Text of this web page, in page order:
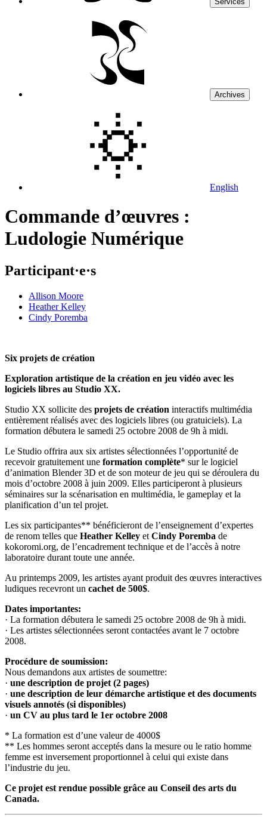
Archives
English
Commande d’œuvres :
Ludologie Numérique
Participant·e·s
Allison Moore
Heather Kelley
Cindy Poremba
Six projets de création
Exploration artistique de la création en jeu vidéo avec les
logiciels libres au Studio XX.
Studio XX sollicite des projets de création interactifs multimédia
entièrement réalisés avec des logiciels libres (ou gratuiciels). La
formation débutera le samedi 25 octobre 2008 de 9h à midi.
Le Studio offrira aux six artistes sélectionnées l’opportunité de
recevoir gratuitement une formation complète* sur le logiciel
d’animation Blender 3D et de son moteur de jeu qui se déroulera du
mois d’octobre 2008 à juin 2009. Elles participeront à plusieurs
séminaires sur la scénarisation en multimédia, le gameplay et la
planification d’un tel projet.
Les six participantes** bénéficieront de l’enseignement d’expertes
de renom telles que Heather Kelley et Cindy Poremba de
kokoromi.org, de l’encadrement technique et de l’accès à notre
laboratoire durant toute une année.
Au printemps 2009, les artistes ayant produit des œuvres interactives
ludiques recevront un cachet de 500$.
Dates importantes:
· La formation débutera le samedi 25 octobre 2008 de 9h à midi.
· Les artistes sélectionnées seront contactées avant le 7 octobre
2008.
Procédure de soumission:
Nous demandons aux artistes de soumettre:
· une description de projet (2 pages)
· une description de leur démarche artistique et des documents
visuels annotés (si disponibles)
· un CV au plus tard le 1er octobre 2008
* La formation est d’une valeur de 4000$
** Les hommes seront acceptés dans la mesure ou le ratio homme
femme est inversement proportionnel à celui qui existe dans
l’industrie du jeu.
Ce projet est rendue possible grâce au Conseil des arts du
Canada.